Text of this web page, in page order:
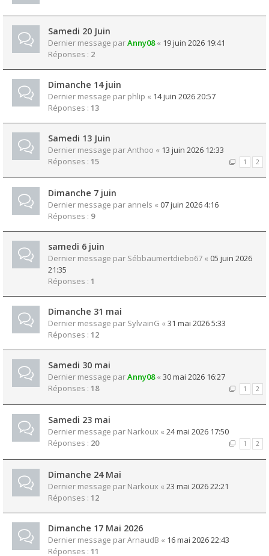
Samedi 20 Juin
Dernier message parAnny08« 19 juin 2026 19:41
Réponses : 2
Dimanche 14 juin
Dernier message par phlip « 14 juin 2026 20:57
Réponses : 13
Samedi 13 Juin
Dernier message parAnthoo « 13 juin 2026 12:33
Réponses : 15 1 2
Dimanche 7 juin
Dernier message par annels « 07 juin 2026 4:16
Réponses : 9
samedi 6 juin
Dernier message par Sébbaumertdiebo67 « 05 juin 2026
21:35
Réponses : 1
Dimanche 31 mai
Dernier message par SylvainG « 31 mai 2026 5:33
Réponses : 12
Samedi 30 mai
Dernier message parAnny08« 30 mai 2026 16:27
Réponses : 18 1 2
Samedi 23 mai
Dernier message par Narkoux « 24 mai 2026 17:50
Réponses : 20 1 2
Dimanche 24 Mai
Dernier message par Narkoux « 23 mai 2026 22:21
Réponses : 12
Dimanche 17 Mai 2026
Dernier message parArnaudB « 16 mai 2026 22:43
Réponses : 11